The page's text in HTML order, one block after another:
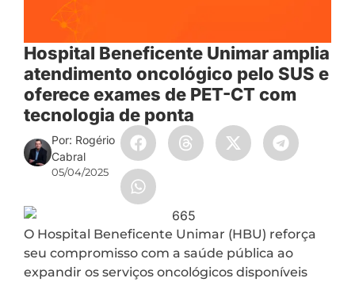
Hospital Beneficente Unimar amplia
atendimento oncológico pelo SUS e
oferece exames de PET-CT com
tecnologia de ponta
Por: Rogério
Cabral
05/04/2025
O Hospital Beneficente Unimar (HBU) reforça
seu compromisso com a saúde pública ao
expandir os serviços oncológicos disponíveis